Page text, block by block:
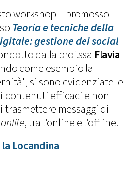
workshop – promosso
Teoria e tecniche della
gestione dei social
dalla prof.ssa Flavia
come esempio la
si sono evidenziate le
contenuti efficaci e non
messaggi di
onlife, tra l’online e l’offline.
Locandina